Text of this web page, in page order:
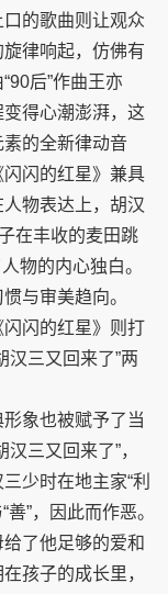
的歌曲则让观众
律响起，仿佛有
后”作曲王亦
得心潮澎湃，这
的全新律动音
闪的红星》兼具
物表达上，胡汉
在丰收的麦田跳
物的内心独白。
与审美趋向。
闪的红星》则打
汉三又回来了”两
象也被赋予了当
三又回来了”，
少时在地主家“利
”，因此而作恶。
了他足够的爱和
孩子的成长里，